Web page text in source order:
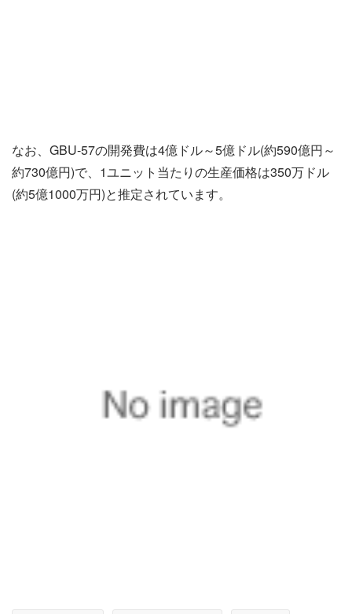
なお、GBU-57の開発費は4億ドル～5億ドル(約590億円～
約730億円)で、1ユニット当たりの生産価格は350万ドル
(約5億1000万円)と推定されています。